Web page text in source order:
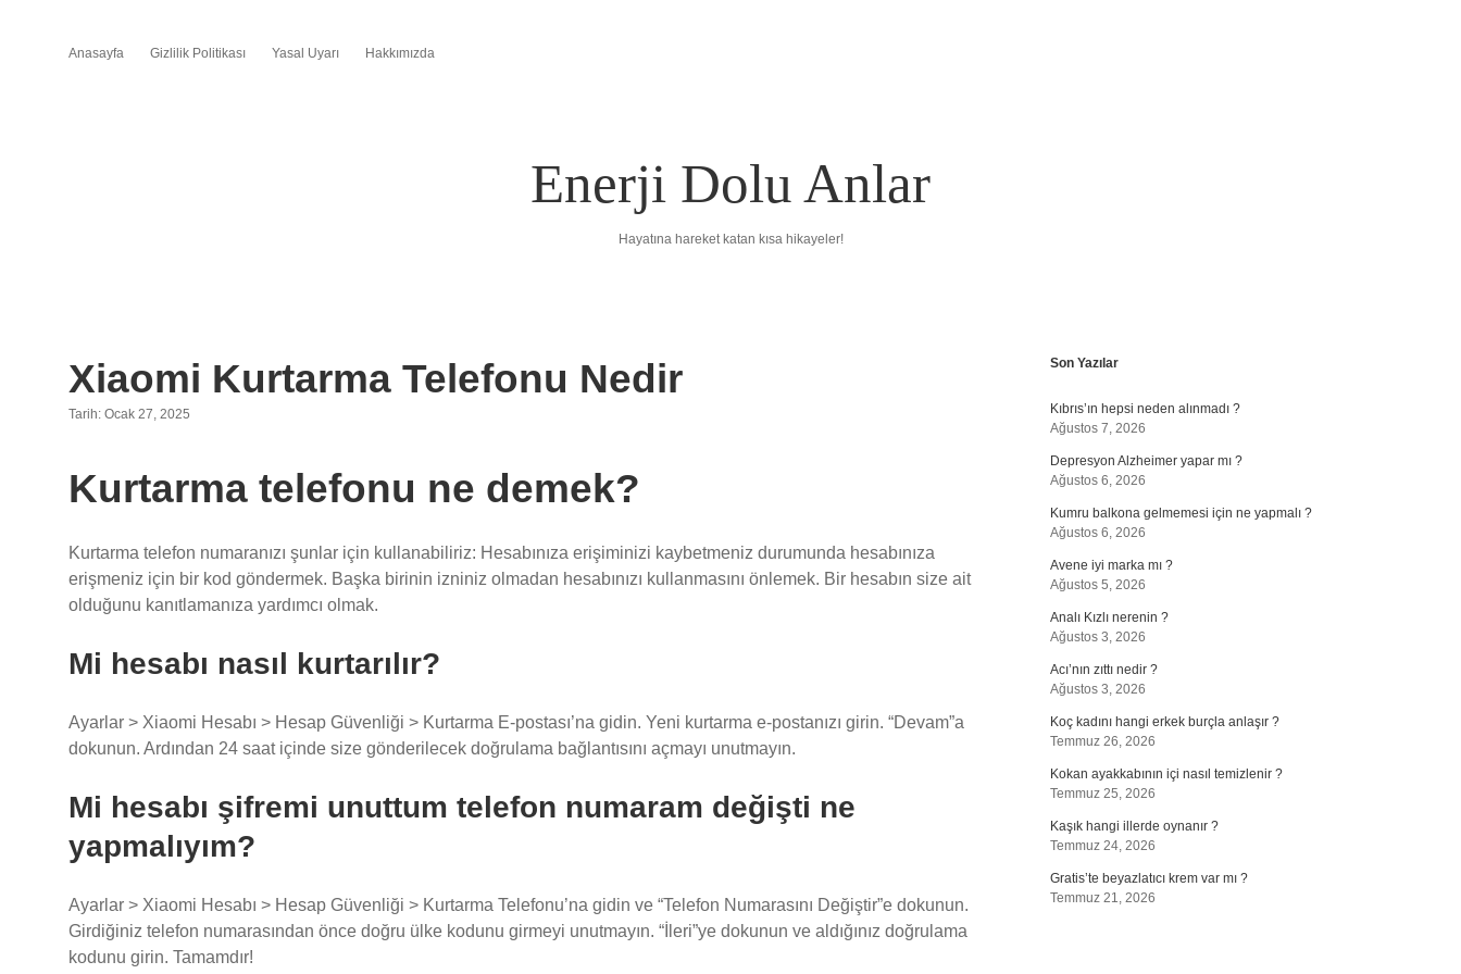
Anasayfa Gizlilik Politikası Yasal Uyarı Hakkımızda
Enerji Dolu Anlar
Hayatına hareket katan kısa hikayeler!
Xiaomi Kurtarma Telefonu Nedir
Tarih: Ocak 27, 2025
Kurtarma telefonu ne demek?
Kurtarma telefon numaranızı şunlar için kullanabiliriz: Hesabınıza erişiminizi kaybetmeniz durumunda
hesabınıza erişmeniz için bir kod göndermek. Başka birinin izniniz olmadan hesabınızı kullanmasını önlemek. Bir
hesabın size ait olduğunu kanıtlamanıza yardımcı olmak.
Mi hesabı nasıl kurtarılır?
Ayarlar > Xiaomi Hesabı > Hesap Güvenliği > Kurtarma E-postası’na gidin. Yeni kurtarma e-postanızı girin.
“Devam”a dokunun. Ardından 24 saat içinde size gönderilecek doğrulama bağlantısını açmayı unutmayın.
Mi hesabı şifremi unuttum telefon numaram değişti ne
yapmalıyım?
Ayarlar > Xiaomi Hesabı > Hesap Güvenliği > Kurtarma Telefonu’na gidin ve “Telefon Numarasını Değiştir”e
dokunun. Girdiğiniz telefon numarasından önce doğru ülke kodunu girmeyi unutmayın. “İleri”ye dokunun ve
aldığınız doğrulama kodunu girin. Tamamdır!
Sidebar
Son Yazılar
Kıbrıs’ın hepsi neden alınmadı ?
Ağustos 7, 2026
Depresyon Alzheimer yapar mı ?
Ağustos 6, 2026
Kumru balkona gelmemesi için ne yapmalı ?
Ağustos 6, 2026
Avene iyi marka mı ?
Ağustos 5, 2026
Analı Kızlı nerenin ?
Ağustos 3, 2026
Acı’nın zıttı nedir ?
Ağustos 3, 2026
Koç kadını hangi erkek burçla anlaşır ?
Temmuz 26, 2026
Kokan ayakkabının içi nasıl temizlenir ?
Temmuz 25, 2026
Kaşık hangi illerde oynanır ?
Temmuz 24, 2026
Gratis’te beyazlatıcı krem var mı ?
Temmuz 21, 2026